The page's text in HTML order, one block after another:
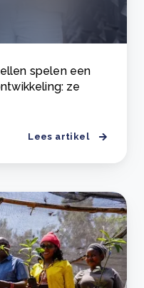
spelen een
ze
Lees artikel